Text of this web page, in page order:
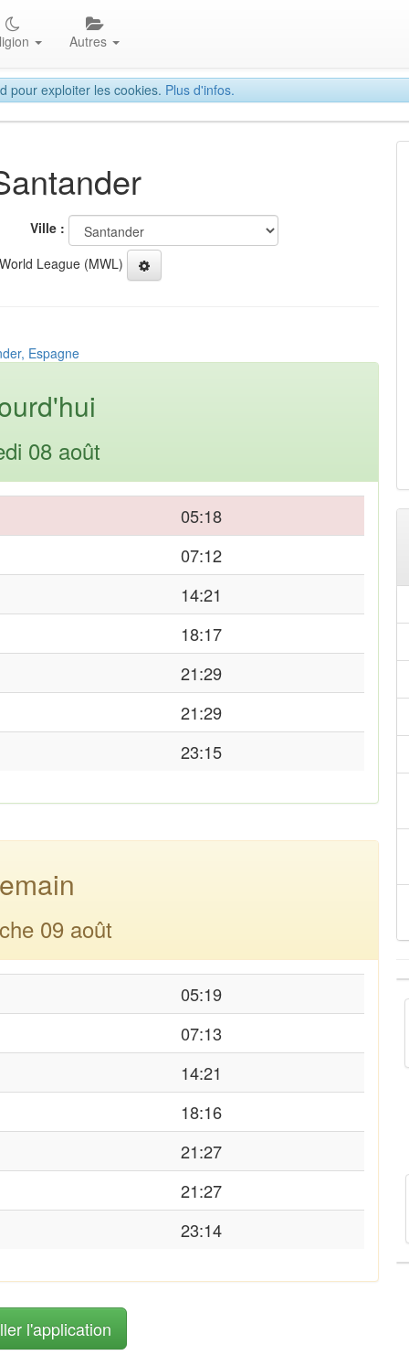
pour exploiter les cookies. Plus d'infos.
Autres
Ville :
League (MWL)
Espagne
08 août
05:18
07:12
14:21
18:17
21:29
21:29
23:15
09 août
05:19
07:13
14:21
18:16
21:27
21:27
23:14
l'application